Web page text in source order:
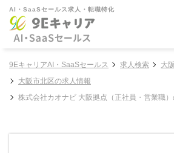
AI・SaaSセールス求人・転職特化
9EキャリアAI・SaaSセールス 求人検索
大
大阪市北区の求人情報
株式会社カオナビ 大阪拠点（正社員・営業職